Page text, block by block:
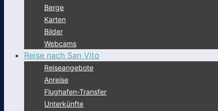
Berge
Karten
Bilder
Webcams
Reise nach San Vito
Reiseangebote
Anreise
Flughafen-Transfer
Unterkünfte